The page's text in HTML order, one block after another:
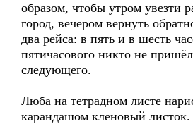
образом, чтобы утром увезти
город, вечером вернуть
два рейса: в пять и в шесть
пятичасового никто не
следующего.
Люба на тетрадном листе
карандашом кленовый листок.